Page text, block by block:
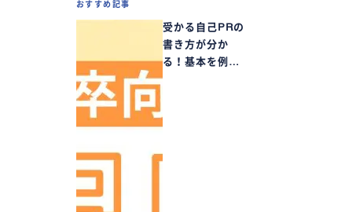
おすすめ記事
受かる自己PRの
書き方が分か
る！基本を例…